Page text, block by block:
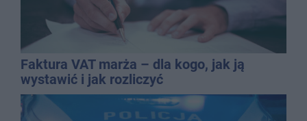
Faktura VAT marża – dla kogo, jak ją
wystawić i jak rozliczyć